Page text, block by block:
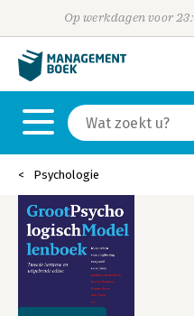
Op werkdagen voor
Psychologie